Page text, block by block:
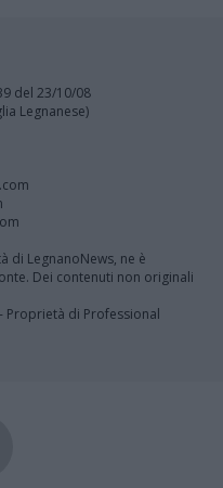
del 23/10/08
Legnanese)
di LegnanoNews, ne è
Dei contenuti non originali
Proprietà di Professional